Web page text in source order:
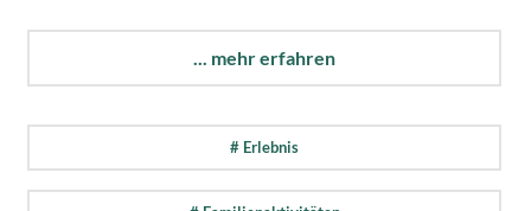
... mehr erfahren
# Erlebnis